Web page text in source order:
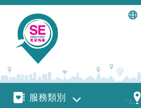
移至主內容
服務類別服務類別 地區